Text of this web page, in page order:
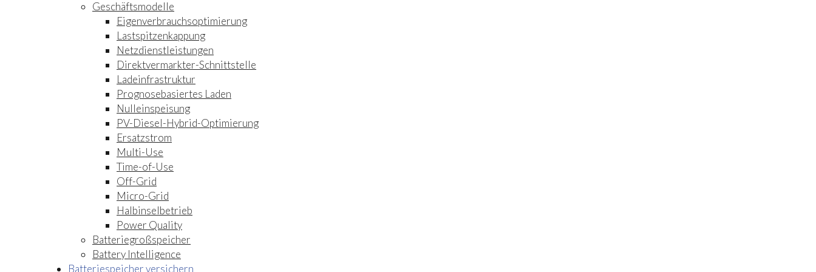
Geschäftsmodelle
Eigenverbrauchsoptimierung
Lastspitzenkappung
Netzdienstleistungen
Direktvermarkter-Schnittstelle
Ladeinfrastruktur
Prognosebasiertes Laden
Nulleinspeisung
PV-Diesel-Hybrid-Optimierung
Ersatzstrom
Multi-Use
Time-of-Use
Off-Grid
Micro-Grid
Halbinselbetrieb
Power Quality
Batteriegroßspeicher
Battery Intelligence
Batteriespeicher versichern